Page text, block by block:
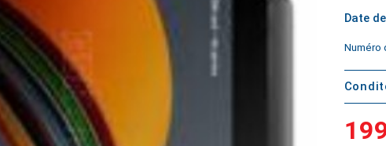
Date
Numéro